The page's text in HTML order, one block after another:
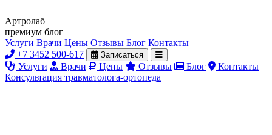
Артролаб
премиум блог
Услуги Врачи Цены Отзывы Блог Контакты
+7 3452 500-617
Записаться
Услуги Врачи Цены Отзывы Блог
Контакты
Консультация травматолога-ортопеда